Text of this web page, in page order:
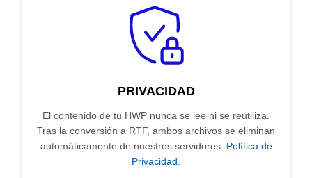
PRIVACIDAD
El contenido de tu HWP nunca se lee ni se reutiliza.
Tras la conversión a RTF, ambos archivos se eliminan
automáticamente de nuestros servidores. Política de
Privacidad.